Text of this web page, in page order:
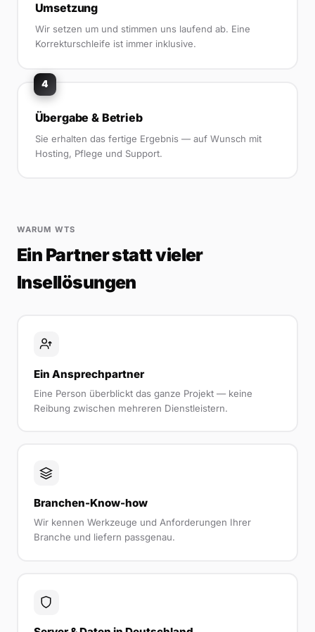
Umsetzung
Wir setzen um und stimmen uns laufend ab. Eine
Korrekturschleife ist immer inklusive.
4
Übergabe & Betrieb
Sie erhalten das fertige Ergebnis — auf Wunsch mit
Hosting, Pflege und Support.
WARUM WTS
Ein Partner statt vieler
Insellösungen
Ein Ansprechpartner
Eine Person überblickt das ganze Projekt — keine
Reibung zwischen mehreren Dienstleistern.
Branchen-Know-how
Wir kennen Werkzeuge und Anforderungen Ihrer
Branche und liefern passgenau.